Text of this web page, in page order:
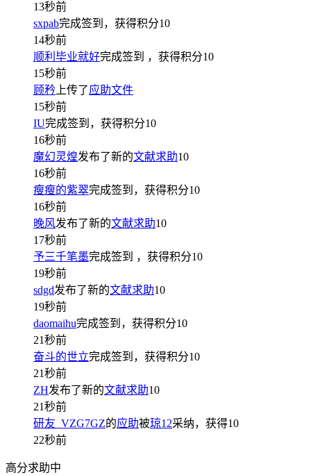
13秒前
sxpab完成签到，获得积分10
14秒前
顺利毕业就好完成签到 ，获得积分10
15秒前
顾矜 上传了应助文件
15秒前
IU完成签到，获得积分10
16秒前
魔幻灵煌发布了新的文献求助10
16秒前
瘦瘦的紫翠完成签到，获得积分10
16秒前
晚风发布了新的文献求助10
17秒前
予三千笔墨完成签到 ，获得积分10
19秒前
sdgd发布了新的文献求助10
19秒前
daomaihu完成签到，获得积分10
21秒前
奋斗的世立完成签到，获得积分10
21秒前
ZH发布了新的文献求助10
21秒前
研友_VZG7GZ的应助被琼12采纳，获得10
22秒前
高分求助中